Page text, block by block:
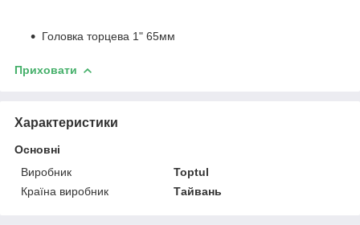
Головка торцева 1" 65мм
Приховати
Характеристики
Основні
Виробник
Toptul
Країна виробник
Тайвань